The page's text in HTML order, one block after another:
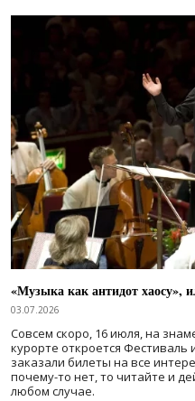
«Музыка как антидот хаосу»,
03.07.2026
Совсем скоро, 16 июля, на
курорте откроется
заказали билеты на все
почему-то нет, то читайте и
любом случае.